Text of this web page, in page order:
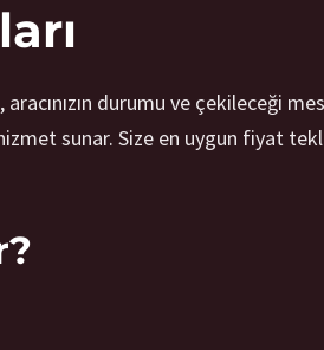
, aracınızın durumu ve çekileceği
sunar. Size en uygun fiyat